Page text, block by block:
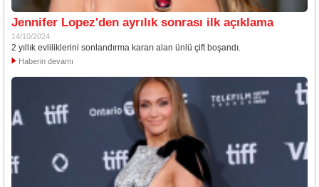
Jennifer Lopez'den ayrılık sonrası ilk açıklama
14/10/2024
2 yıllık evliliklerini sonlandırma kararı alan ünlü çift boşandı.
Haberin devamı